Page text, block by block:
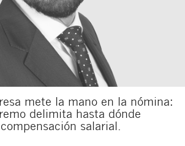
mete la mano en la nómina:
delimita hasta dónde
salarial.